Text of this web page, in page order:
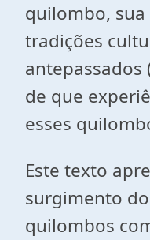
quilombo,
tradições
antepassados
de que
esses
Este texto
surgimento
quilombos